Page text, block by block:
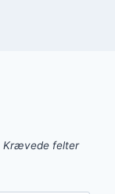
Krævede felter